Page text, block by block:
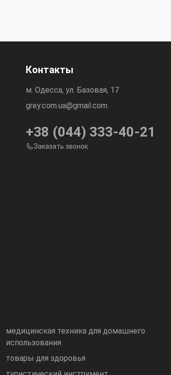
Контакты
м. Одесса, ул. Базовая, 17
grey.com.ua@gmail.com
+38 (044) 333-40-21
Заказать звонок
медицинская техника для домашнего
использования
товары для здоровья